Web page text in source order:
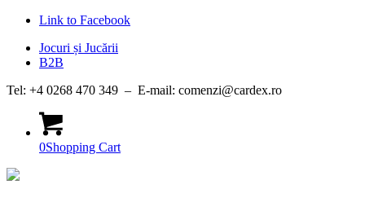
Link to Facebook
Jocuri și Jucării
B2B
Tel: +4 0268 470 349 – E-mail: comenzi@cardex.ro
0Shopping Cart